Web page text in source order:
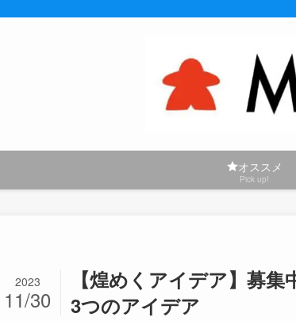
オススメ
Pick up!
【煌めくアイデア】募
3つのアイデア
2023
11/30